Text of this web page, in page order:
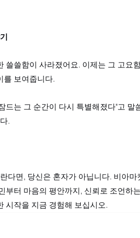
쓸쓸함이 사라졌어요. 이제는 그 고요
를 보여줍니다.
드는 그 순간이 다시 특별해졌다"고 말
.
다면, 당신은 혼자가 아닙니다. 비아
부터 마음의 평안까지, 신뢰로 조언하
시작을 지금 경험해 보십시오.